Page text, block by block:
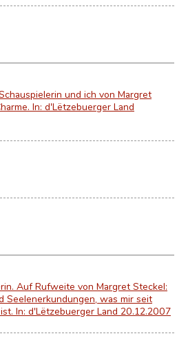
und ich von Margret
In: d'Lëtzebuerger Land
Auf Rufweite von Margret Steckel:
Seelenerkundungen, was mir seit
In: d'Lëtzebuerger Land 20.12.2007